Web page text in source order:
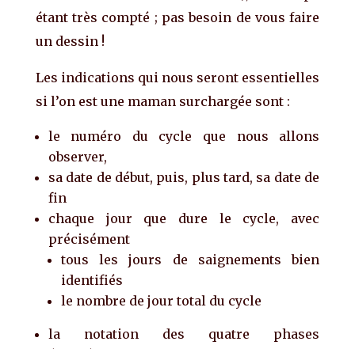
étant très compté ; pas besoin de vous faire
un dessin !
Les indications qui nous seront essentielles
si l’on est une maman surchargée sont :
le numéro du cycle que nous allons
observer,
sa date de début, puis, plus tard, sa date de
fin
chaque jour que dure le cycle, avec
précisément
tous les jours de saignements bien
identifiés
le nombre de jour total du cycle
la notation des quatre phases